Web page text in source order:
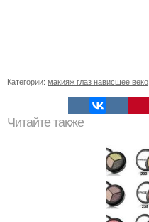
Категории: макияж глаз нависшее веко
Читайте также